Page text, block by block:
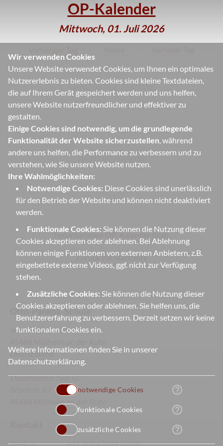
Wir verwenden Cookies
Unsere Website verwendet Cookies, um Ihnen ein optimales
Nutzererlebnis zu bieten. Cookies sind kleine Textdateien,
die auf Ihrem Gerät gespeichert werden und uns helfen,
unsere Website nutzerfreundlicher und effektiver zu
gestalten.
Einige Cookies sind notwendig, um die grundlegende
Funktionalität der Website sicherzustellen, während
andere uns helfen, die Performance zu verbessern und zu
verstehen, wie Sie unsere Website nutzen.
Ihre Wahlmöglichkeiten:
Notwendige Cookies: Diese Cookies sind unerlässlich
für den Betrieb der Website und können nicht deaktiviert
werden.
Funktionale Cookies: Sie können die Nutzung dieser
Cookies akzeptieren oder ablehnen. Bei Ablehnung
können einige Funktionen von externen Anbietern, z.B.
eingebettete externe Videos, ggf. nicht zur Verfügung
stehen.
Zusätzliche Cookies: Sie können die Nutzung dieser
Cookies akzeptieren oder ablehnen. Sie helfen uns, die
Benutzererfahrung zu verbessern. Derzeit setzen wir keine
funktionalen Cookies ein.
Weitere Informationen finden Sie in unserer
Datenschutzerklärung.
notwendige Cookies help_outline
funktionale Cookies help_outline
zusätzliche Cookies help_outline
OP-Kalender
Mittwoch, 01. Juli 2026
GANZTÄGIGE TERMINE
WEITERE TERMINE
herunterladen OP-Kalender (ical)
Zurück zur Startseite
Otto-Pankok-Schule
Von-Bock-Str. 81
Deutschland
Dependence(Sek II):
Telefon:
+49 208 45539 60/80